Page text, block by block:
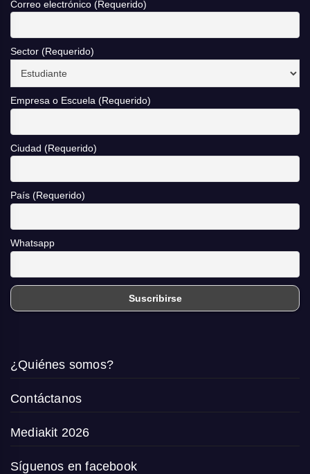
Correo electrónico (Requerido)
Sector (Requerido)
Empresa o Escuela (Requerido)
Ciudad (Requerido)
País (Requerido)
Whatsapp
¿Quiénes somos?
Contáctanos
Mediakit 2026
Síguenos en facebook